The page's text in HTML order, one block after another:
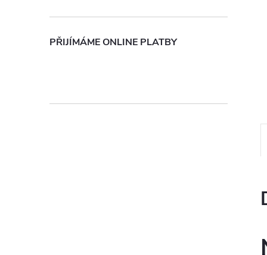
e
PŘIJÍMÁME ONLINE PLATBY